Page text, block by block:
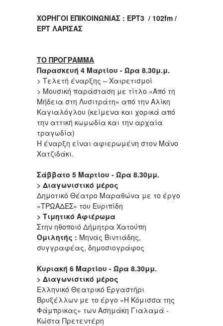
ΧΟΡΗΓΟΙ ΕΠΙΚΟΙΝΩΝΙΑΣ : ΕΡΤ3 / 102fm /
ΕΡΤ ΛΑΡΙΣΑΣ
ΤΟ ΠΡΟΓΡΑΜΜΑ
Παρασκευή 4 Μαρτίου - Ώρα 8.30μ.μ.
> Τελετή έναρξης – Χαιρετισμοί
> Μουσική παράσταση με τίτλο «Από τη
Μήδεια στη Λυσιτράτη» από την Αλίκη
Καγιαλόγλου (κείμενα και χορικά από
την αττική κωμωδία και την αρχαία
τραγωδία)
Η έναρξη είναι αφιερωμένη στον Μάνο
Χατζιδάκι.
Σάββατο 5 Μαρτίου - Ώρα 8.30μμ.
> Διαγωνιστικό μέρος
Δημοτικό Θέατρο Μαραθώνα με το έργο
«ΤΡΩΑΔΕΣ» του Ευριπίδη
> Τιμητικό Αφιέρωμα
Στην ηθοποιό Δήμητρα Χατούπη
Ομιλητής : Μηνάς Βιντιάδης,
συγγραφέας, δημοσιογράφος
Κυριακή 6 Μαρτίου - Ώρα 8.30μμ.
> Διαγωνιστικό μέρος
Ελληνικό Θεατρικό Εργαστήρι
Βρυξέλλων με το έργο «Η Κόμισσα της
Φάμπρικας» των Ασημάκη Γιαλαμά -
Κώστα Πρετεντέρη